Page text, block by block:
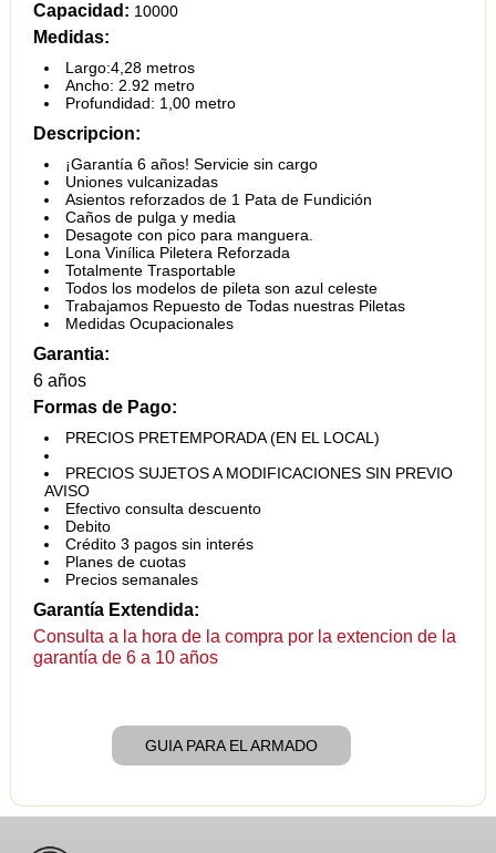
Capacidad: 10000
Medidas:
Largo:4,28 metros
Ancho: 2.92 metro
Profundidad: 1,00 metro
Descripcion:
¡Garantía 6 años! Servicie sin cargo
Uniones vulcanizadas
Asientos reforzados de 1 Pata de Fundición
Caños de pulga y media
Desagote con pico para manguera.
Lona Vinílica Piletera Reforzada
Totalmente Trasportable
Todos los modelos de pileta son azul celeste
Trabajamos Repuesto de Todas nuestras Piletas
Medidas Ocupacionales
Garantia:
6 años
Formas de Pago:
PRECIOS PRETEMPORADA (EN EL LOCAL)
PRECIOS SUJETOS A MODIFICACIONES SIN PREVIO
AVISO
Efectivo consulta descuento
Debito
Crédito 3 pagos sin interés
Planes de cuotas
Precios semanales
Garantía Extendida:
Consulta a la hora de la compra por la extencion de la
garantía de 6 a 10 años
GUIA PARA EL ARMADO